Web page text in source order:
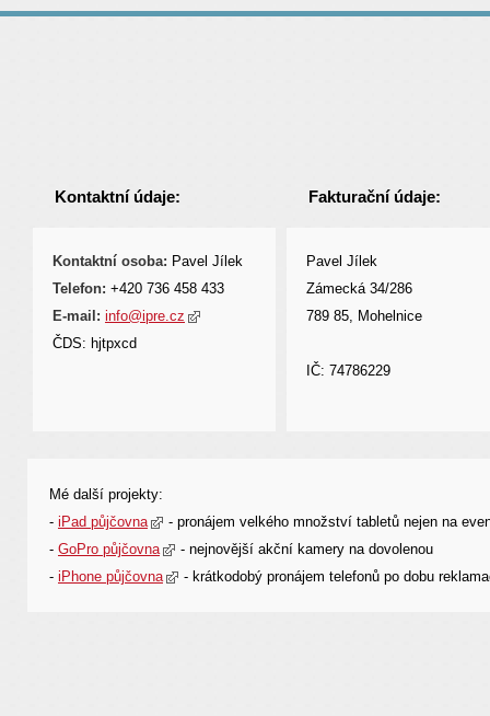
Kontaktní údaje:
Kontaktní osoba: Pavel Jílek
Telefon: +420 736 458 433
E-mail: info@ipre.cz
ČDS: hjtpxcd
Fakturační údaje:
Pavel Jílek
Zámecká 34/286
789 85, Mohelnice
IČ: 74786229
Mé další projekty:
- iPad půjčovna
- pronájem velkého množství tabletů nejen na
- GoPro půjčovna
- nejnovější akční kamery na dovolenou
- iPhone půjčovna - krátkodobý pronájem telefonů po dobu